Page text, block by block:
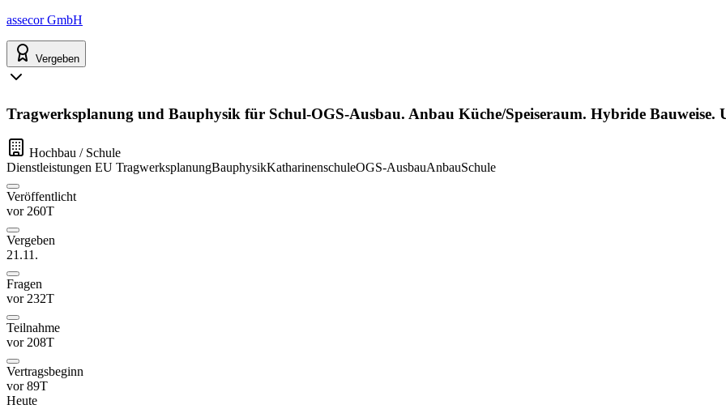
assecor GmbH
Vergeben
Tragwerksplanung und Bauphysik für Schul-OGS-Ausbau. Anbau Küche/Speiseraum. Hybride Bauweise.
Hochbau / Schule
Dienstleistungen EU TragwerksplanungBauphysikKatharinenschuleOGS-AusbauAnbauSchule
Veröffentlicht
vor 260T
Vergeben
21.11.
Fragen
vor 232T
Teilnahme
vor 208T
Vertragsbeginn
vor 89T
Heute